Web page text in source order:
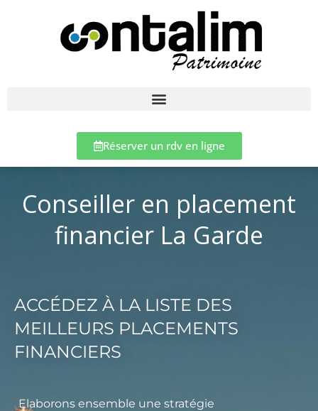
Réserver un rdv en ligne
Conseiller en placement
financier La Garde
ACCÉDEZ À LA LISTE DES
MEILLEURS PLACEMENTS
FINANCIERS
Elaborons ensemble une stratégie